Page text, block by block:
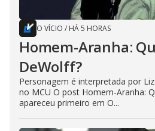
O VÍCIO / HÁ 5 HORAS
Homem-Aranha:
DeWolff?
Personagem é interpretada por
no MCU O post Homem-Aranha:
apareceu primeiro em O...